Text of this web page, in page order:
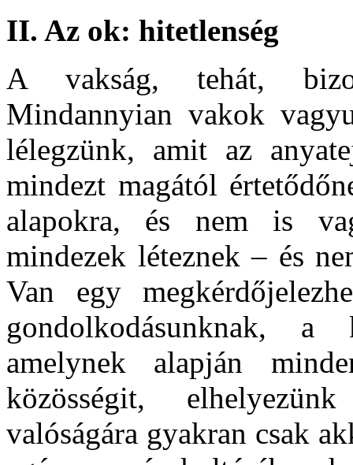
II. Az ok: hitetlenség
A vakság, tehát,
Mindannyian vakok
lélegzünk, amit az
mindezt magától
alapokra, és nem is
mindezek léteznek – és
Van egy
gondolkodásunknak,
amelynek alapján
közösségit,
valóságára gyakran csak